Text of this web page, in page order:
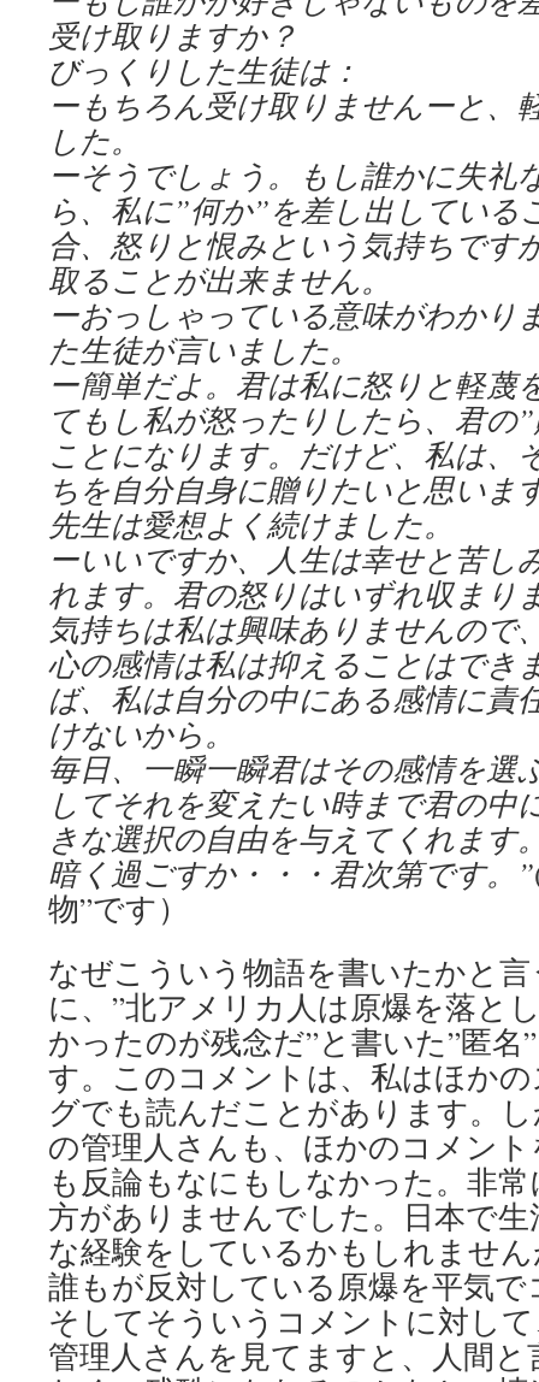
受け取りますか？
びっくりした生徒は：
ーもちろん受け取りませんーと、
した。
ーそうでしょう。もし誰かに失礼
ら、私に”何か”を差し出している
合、怒りと恨みという気持ちです
取ることが出来ません。
ーおっしゃっている意味がわかり
た生徒が言いました。
ー簡単だよ。君は私に怒りと軽蔑
てもし私が怒ったりしたら、君の
ことになります。だけど、私は、
ちを自分自身に贈りたいと思いま
先生は愛想よく続けました。
ーいいですか、人生は幸せと苦し
れます。君の怒りはいずれ収まり
気持ちは私は興味ありませんので
心の感情は私は抑えることはでき
ば、私は自分の中にある感情に責
けないから。
毎日、一瞬一瞬君はその感情を選
してそれを変えたい時まで君の中
きな選択の自由を与えてくれます
暗く過ごすか・・・君次第です。”
物”です）
なぜこういう物語を書いたかと
に、”北アメリカ人は原爆を落と
かったのが残念だ”と書いた”匿
す。このコメントは、私はほか
グでも読んだことがあります。
の管理人さんも、ほかのコメン
も反論もなにもしなかった。非
方がありませんでした。日本で
な経験をしているかもしれませ
誰もが反対している原爆を平気
そしてそういうコメントに対し
管理人さんを見てますと、人間